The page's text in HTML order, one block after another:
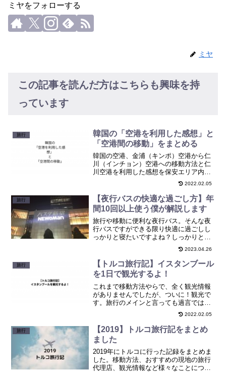
ミヤをフォローする
ミヤ
この記事を読んだ方はこちらも興味を持
っています
旅行
韓国の「空港を利用した感想」と
「空港間の移動」をまとめる
韓国の空港、金浦（キンポ）空港から仁
川（インチョン）空港への移動方法と仁
川空港を利用した感想を保安エリア内と
外それぞれについてまとめました。今後
韓国に行く方、トランジットで利用する
方の参考になればと思います。
2022.02.05
旅行
【夜行バスの快適な過ごし方】年
間10回以上使う僕が解説します
旅行や移動に便利な夜行バス。そんな夜
行バスですができる限り快適に過ごしし
っかりと寝たいですよね？しっかりと寝
る・快適に過ごすという観点から夜行バ
スのシートの選び方、おすすめのグッズ
をまとめましたので参考にしてくださ
い！
2023.04.26
旅行
【トルコ旅行記】イスタンブール
を1日で観光するよ！
これまで移動方法やらで、全く観光情報
がありませんでしたが、ついに！観光で
す。旅行のメインと言っても過言ではな
いです。僕が1日でまわったイスタンブー
ルの観光地についてご紹介します。※1日
でまわれなくもないですが、2日くらいに
したほうがゆっくり見れていいと思いま
す。
2022.02.05
旅行
【2019】トルコ旅行記をまとめ
ました
2019年にトルコに行った記録をまとめま
した。移動方法、おすすめの現地の旅行
代理店、観光情報など様々なことについ